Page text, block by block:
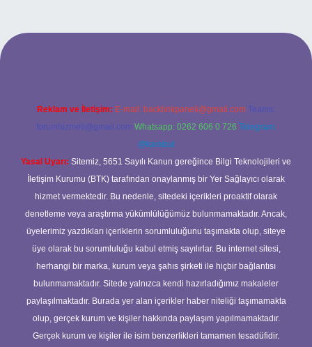
Reklam ve İletişim: E-mail: backlinkpaneli@gmail.com Teams:
forumhizmeti@gmail.com Whatsapp: 0262 606 0 726 Telegram:
@karabul
Yasal Uyarı: Sitemiz, 5651 Sayılı Kanun gereğince Bilgi Teknolojileri ve
İletişim Kurumu (BTK) tarafından onaylanmış bir Yer Sağlayıcı olarak
hizmet vermektedir. Bu nedenle, sitedeki içerikleri proaktif olarak
denetleme veya araştırma yükümlülüğümüz bulunmamaktadır. Ancak,
üyelerimiz yazdıkları içeriklerin sorumluluğunu taşımakta olup, siteye
üye olarak bu sorumluluğu kabul etmiş sayılırlar. Bu internet sitesi,
herhangi bir marka, kurum veya şahıs şirketi ile hiçbir bağlantısı
bulunmamaktadır. Sitede yalnızca kendi hazırladığımız makaleler
paylaşılmaktadır. Burada yer alan içerikler haber niteliği taşımamakta
olup, gerçek kurum ve kişiler hakkında paylaşım yapılmamaktadır.
Gerçek kurum ve kişiler ile isim benzerlikleri tamamen tesadüfidir.